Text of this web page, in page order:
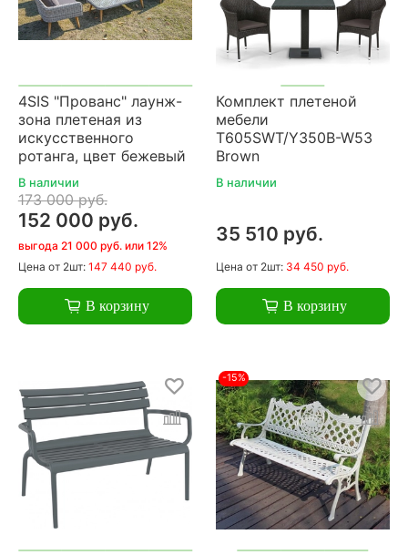
4SIS "Прованс" лаунж-
зона плетеная из
искусственного
ротанга, цвет бежевый
В наличии
173 000 руб.
152 000 руб.
выгода 21 000 руб. или 12%
Цена от 2шт: 147 440 руб.
В корзину
Комплект плетеной
мебели
T605SWT/Y350B-W53
Brown
В наличии
35 510 руб.
Цена от 2шт: 34 450 руб.
В корзину
-15%